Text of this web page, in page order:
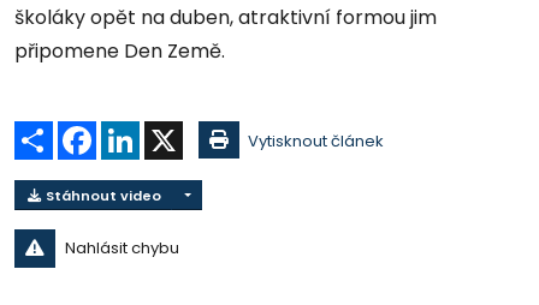
školáky opět na duben, atraktivní formou jim
připomene Den Země.
Sdílet Facebook
LinkedIn Vytisknout článek
Stáhnout video
Nahlásit chybu